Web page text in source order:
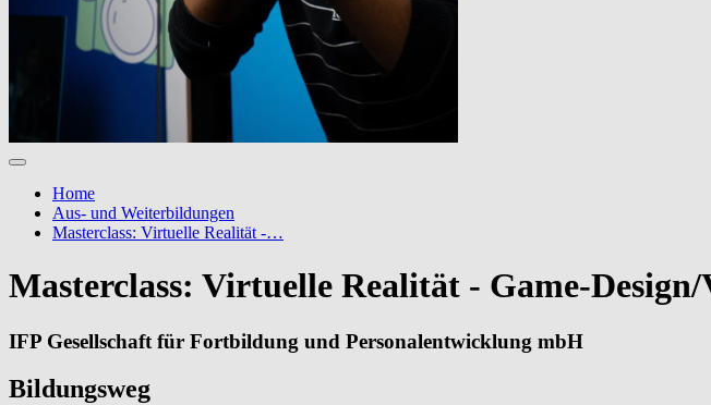
Home
Aus- und Weiterbildungen
Masterclass: Virtuelle Realität -…
Masterclass: Virtuelle Realität - Game-
IFP Gesellschaft für Fortbildung und Personalentwicklung mbH
Bildungsweg